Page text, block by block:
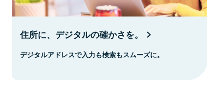
住所に、デジタルの確かさを。
デジタルアドレスで入力も検索もスムーズに。